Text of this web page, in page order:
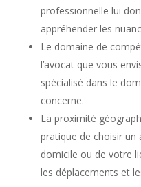
professionnelle lui
appréhender les
Le domaine de
l’avocat que vous
spécialisé dans le
concerne.
La proximité
pratique de choisir
domicile ou de votre
les déplacements et